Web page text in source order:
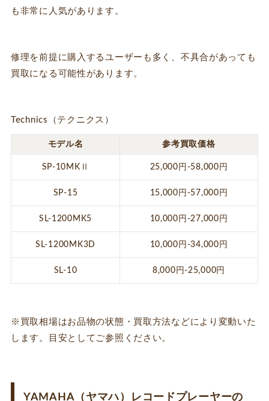
も非常に人気があります。
修理を前提に購入するユーザーも多く、不具合があっても
買取になる可能性があります。
Technics（テクニクス）
モデル名 参考買取価格
SP-10MKⅡ 25,000円-58,000円
SP-15 15,000円-57,000円
SL-1200MK5 10,000円-27,000円
SL-1200MK3D 10,000円-34,000円
SL-10 8,000円-25,000円
※買取相場はお品物の状態・買取方法などにより変動いた
します。目安としてご参照ください。
YAMAHA（ヤマハ）レコードプレーヤーの